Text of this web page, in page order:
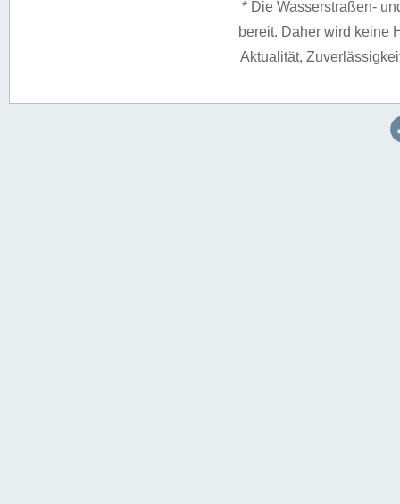
* Die Wasserstraßen-
bereit. Daher wird keine
Aktualität,